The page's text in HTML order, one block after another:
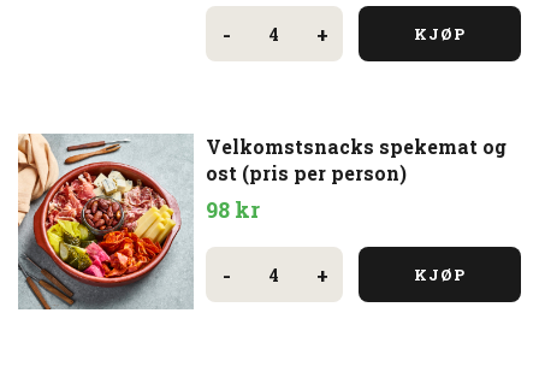
-
Petit
Four
antall + KJØP
Velkomstsnacks spekemat og
ost (pris per person)
98 kr
-
Velkomstsnacks
spekemat
og
ost
+ KJØP